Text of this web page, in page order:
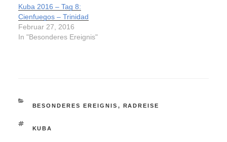
Kuba 2016 – Tag 8:
Cienfuegos – Trinidad
Februar 27, 2016
In "Besonderes Ereignis"
KATEGORIEN
BESONDERES EREIGNIS , RADREISE
SCHLAGWÖRTER
KUBA